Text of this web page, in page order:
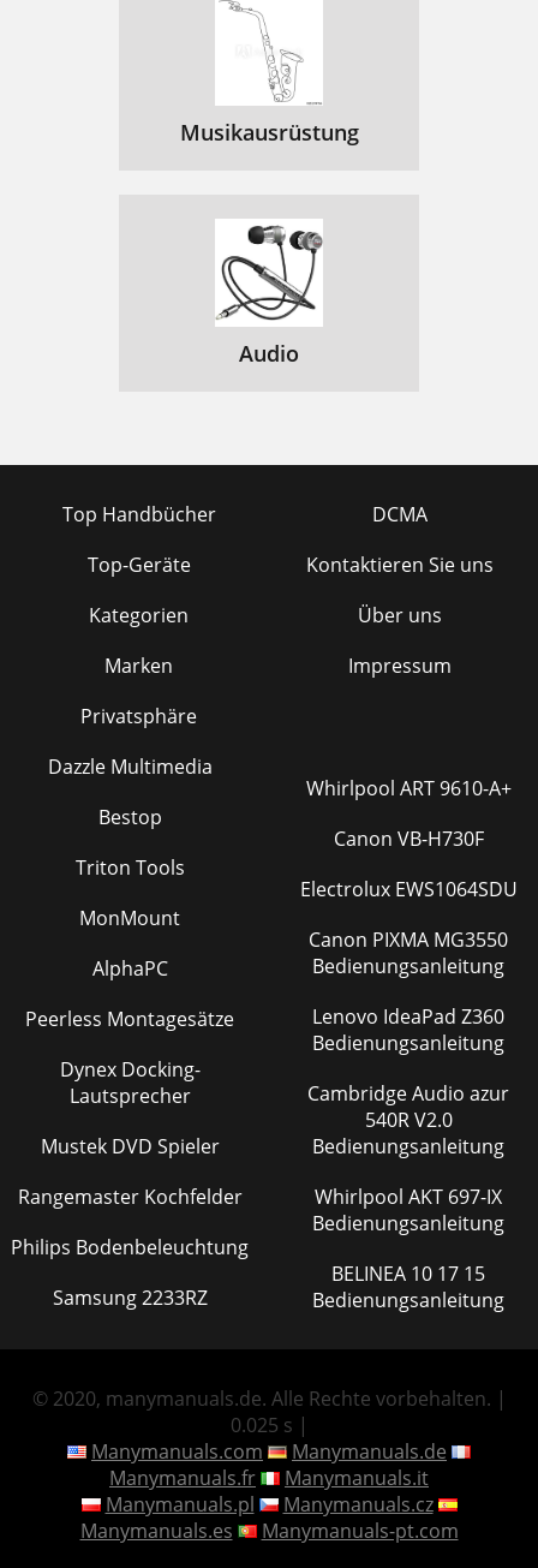
Musikausrüstung
Audio
Top Handbücher
Top-Geräte
Kategorien
Marken
Privatsphäre
DCMA
Kontaktieren Sie uns
Über uns
Impressum
Dazzle Multimedia
Bestop
Triton Tools
MonMount
AlphaPC
Peerless Montagesätze
Dynex Docking-
Lautsprecher
Mustek DVD Spieler
Rangemaster Kochfelder
Philips Bodenbeleuchtung
Samsung 2233RZ
Whirlpool ART 9610-A+
Canon VB-H730F
Electrolux EWS1064SDU
Canon PIXMA MG3550
Bedienungsanleitung
Lenovo IdeaPad Z360
Bedienungsanleitung
Cambridge Audio azur
540R V2.0
Bedienungsanleitung
Whirlpool AKT 697-IX
Bedienungsanleitung
BELINEA 10 17 15
Bedienungsanleitung
© 2020, manymanuals.de. Alle Rechte vorbehalten. |
0.025 s |
Manymanuals.com
Manymanuals.de
Manymanuals.fr
Manymanuals.it
Manymanuals.pl
Manymanuals.cz
Manymanuals.es
Manymanuals-pt.com